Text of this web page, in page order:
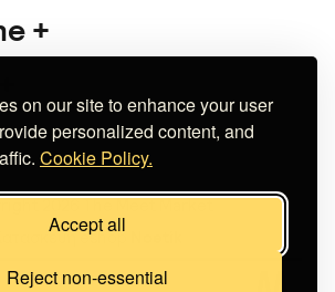
on our site to enhance your user
personalized content, and
Cookie Policy.
Accept all
Reject non-essential
Κατασκευή eshop